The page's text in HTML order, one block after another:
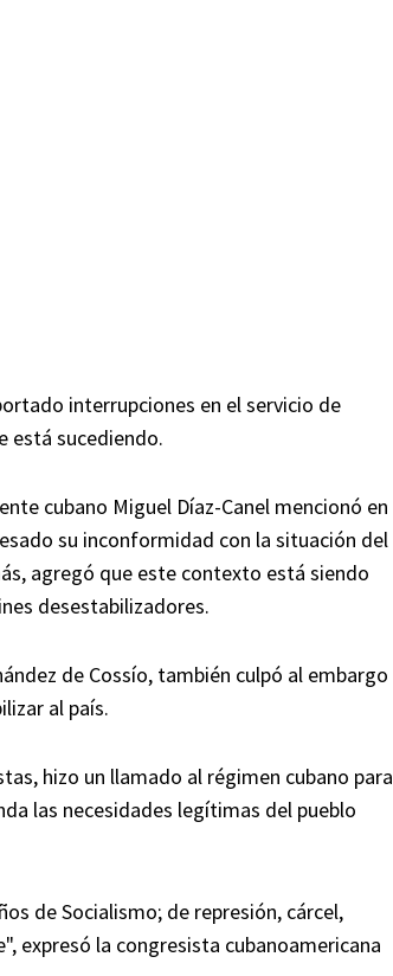
interrupciones en el servicio de
está sucediendo.
cubano Miguel Díaz-Canel mencionó en
su inconformidad con la situación del
agregó que este contexto está siendo
desestabilizadores.
de Cossío, también culpó al embargo
al país.
hizo un llamado al régimen cubano para
las necesidades legítimas del pueblo
de Socialismo; de represión, cárcel,
expresó la congresista cubanoamericana